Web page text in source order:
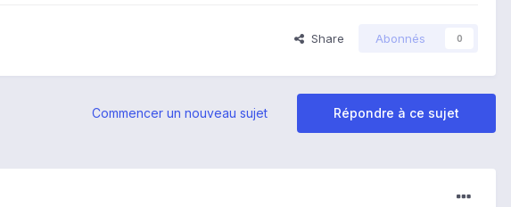
Share Abonnés 0
Répondre à ce sujet
Commencer un nouveau sujet